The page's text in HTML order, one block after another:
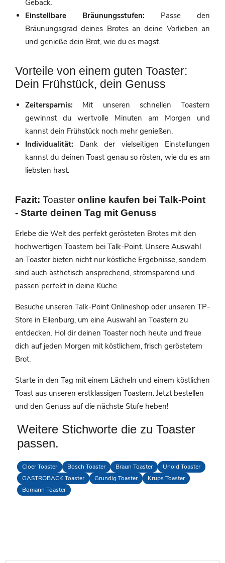
Gebäck.
Einstellbare Bräunungsstufen: Passe den
Bräunungsgrad deines Brotes an deine Vorlieben an
und genieße dein Brot, wie du es magst.
Vorteile von einem guten Toaster:
Dein Frühstück, dein Genuss
Zeitersparnis: Mit unseren schnellen Toastern
gewinnst du wertvolle Minuten am Morgen und
kannst dein Frühstück noch mehr genießen.
Individualität: Dank der vielseitigen Einstellungen
kannst du deinen Toast genau so rösten, wie du es am
liebsten hast.
Fazit: Toaster online kaufen bei Talk-Point
- Starte deinen Tag mit Genuss
Erlebe die Welt des perfekt gerösteten Brotes mit den
hochwertigen Toastern bei Talk-Point. Unsere Auswahl
an Toaster bieten nicht nur köstliche Ergebnisse, sondern
sind auch ästhetisch ansprechend, stromsparend und
passen perfekt in deine Küche.
Besuche unseren Talk-Point Onlineshop oder unseren TP-
Store in Eilenburg, um eine Auswahl an Toastern zu
entdecken. Hol dir deinen Toaster noch heute und freue
dich auf jeden Morgen mit köstlichem, frisch geröstetem
Brot.
Starte in den Tag mit einem Lächeln und einem köstlichen
Toast aus unseren erstklassigen Toastern. Jetzt bestellen
und den Genuss auf die nächste Stufe heben!
Weitere Stichworte die zu Toaster
passen.
Cloer Toaster Bosch Toaster Braun Toaster
Unold Toaster
GASTROBACK Toaster
Grundig Toaster
Krups Toaster
Bomann Toaster